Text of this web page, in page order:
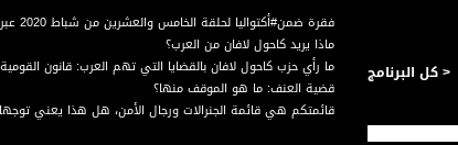
فقرة ضمن#أكتواليا لحلقة الخامس والعشرين من شباط 2020 عبر شاشة قناة مساواة الفضائية تناولت عنوان :
ماذا يريد كاحول لافان من العرب؟
ما رأي حزب كاحول لافان بالقضايا التي تهم العرب: قانون
قضية العنف: ما هو الموقف منها؟
قائمتكم هي قائمة الجنرالات ورجال الأمن، هل هذا يعني توجها
< كل البرنامج